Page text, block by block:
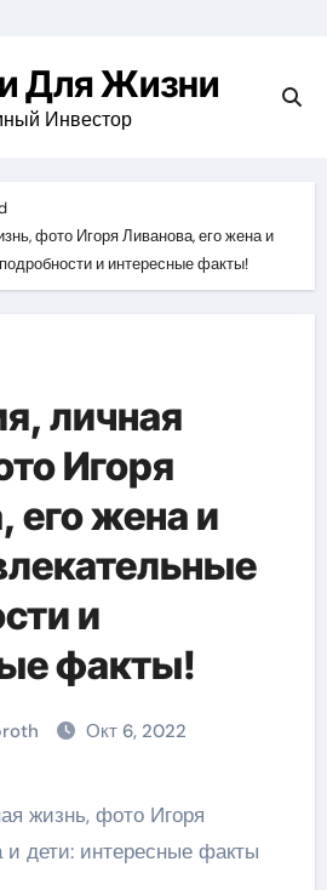
Для Жизни
Инвестор
фото Игоря Ливанова, его жена и
и интересные факты!
личная
Игоря
его жена и
и
факты!
Окт 6, 2022